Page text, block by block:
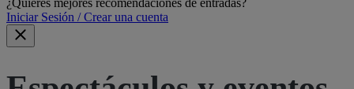
Iniciar Sesión / Crear una cuenta